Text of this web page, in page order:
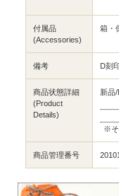
付属品
(Accessories)
箱・
備考 D刻
商品状態詳細
(Product
Details)
新品
※そ
商品管理番号